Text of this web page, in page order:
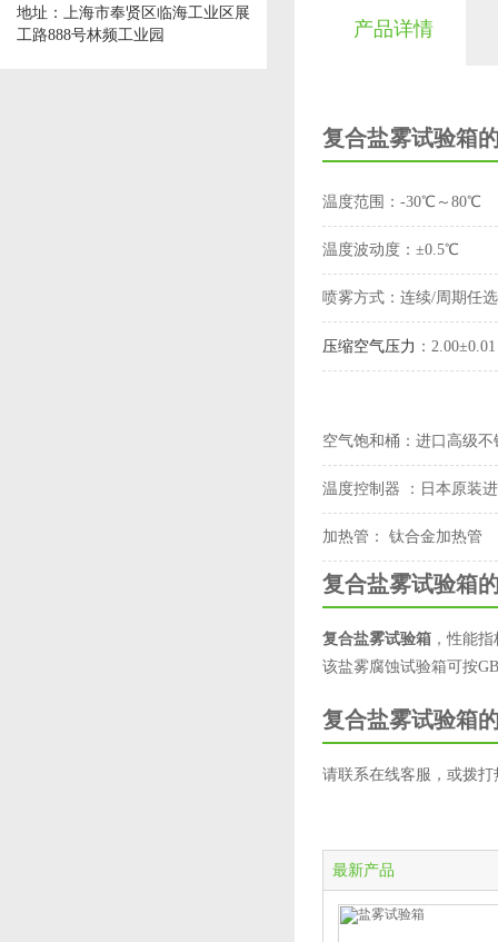
地址：上海市奉贤区临海工业区展
工路888号林频工业园
产品详情
复合盐雾试验箱
温度范围： -30℃～80℃
温度波动度： ±0.5℃
喷雾方式： 连续/周期任选
压缩空气压力 ：
空气饱和桶： 进口高级不
温度控制器 ： 日本原装
加热管： 钛合金加热管
复合盐雾试验箱
复合盐雾试验箱 ，性能
该盐雾腐蚀试验箱可按
复合盐雾试验箱
请联系在线客服，或拨打
最新产品